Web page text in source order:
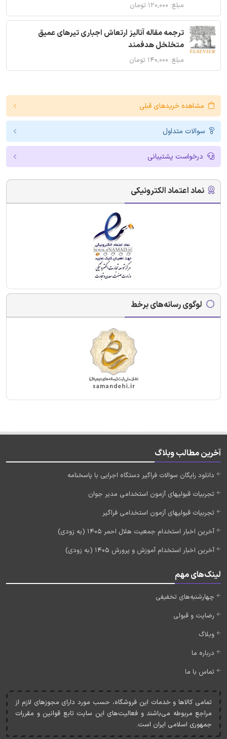
مبلغ: ۱۲۰,۰۰۰ تومان
ترجمه مقاله آنالیز ارتعاش اجباری تیرهای عمیق
متخلخل هدفمند
مبلغ: ۱۴۰,۰۰۰ تومان
مشاهده خریدهای قبلی
سوالات متداول
درخواست پشتیبانی
نماد اعتماد الکترونیکی
لوگوی رسانه‌های برخط
آخرین مطالب وبلاگ
دانلود رایگان سوالات فراگیر دستگاه اجرایی با پاسخنامه
تجربیات قبولیهای آزمون استخدامی مدیر جوان
تجربیات قبولیهای آزمون استخدامی فراگیر
آخرین اخبار استخدام جمعیت هلال احمر 1405 (به زودی)
آخرین اخبار استخدام آموزش و پرورش 1405 (به زودی)
لینک‌های مهم
چهارشنبه‌های تخفیفی
رضایت و قبولی
وبلاگ
درباره ما
تماس با ما
تمامی کالاها و خدمات اين فروشگاه، حسب مورد دارای مجوزهای لازم از
مراجع مربوطه می‌باشند و فعاليت‌های اين سايت تابع قوانين و مقررات
جمهوری اسلامی ايران است.